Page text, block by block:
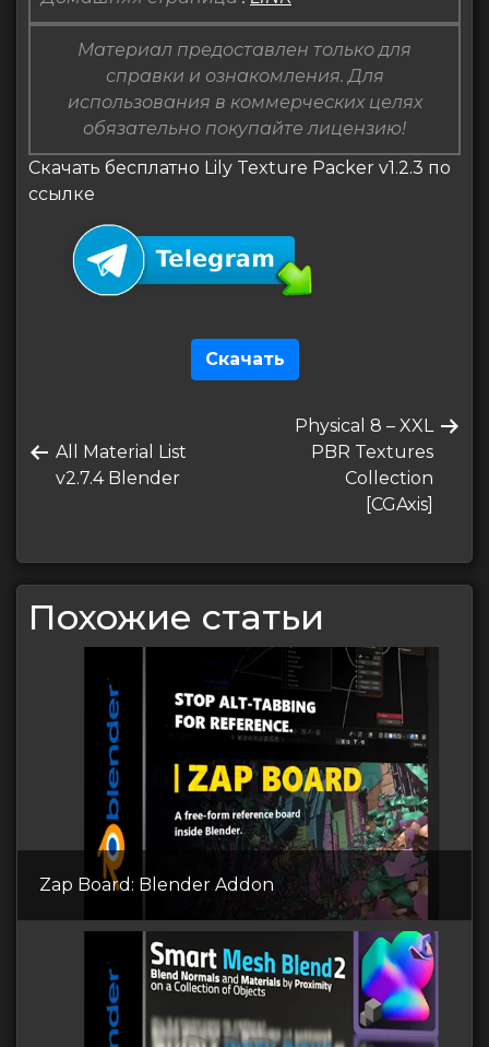
Материал предоставлен только для
справки и ознакомления. Для
использования в коммерческих целях
обязательно покупайте лицензию!
Скачать бесплатно Lily Texture Packer v1.2.3 по
ссылке
Скачать
по
записям
Предыдущая
запись
All Material List
v2.7.4 Blender
Следующая
запись
Physical 8 – XXL
PBR Textures
Collection
[CGAxis]
Похожие статьи
Zap Board: Blender Addon